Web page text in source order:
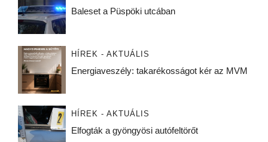
Baleset a Püspöki utcában
HÍREK - AKTUÁLIS
Energiaveszély: takarékosságot kér az MVM
HÍREK - AKTUÁLIS
Elfogták a gyöngyösi autófeltörőt